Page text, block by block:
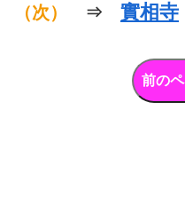
（次）
⇒ 實相寺